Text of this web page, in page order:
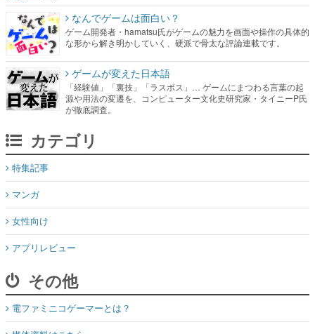
なんでゲームは面白い？
ゲーム開発者・hamatsu氏がゲームの魅力を画面や操作の具体的
な形から解き明かしていく、硬派で骨太な評論連載です。
ゲームが変えた日本語
「経験値」「裏技」「ラスボス」… ゲームにまつわる言葉の起
源や用法の変遷を、コンピューター文化史研究家・タイニーP氏
が徹底調査。
カテゴリ
特集記事
マンガ
女性向け
アプリレビュー
その他
電ファミニコゲーマーとは？